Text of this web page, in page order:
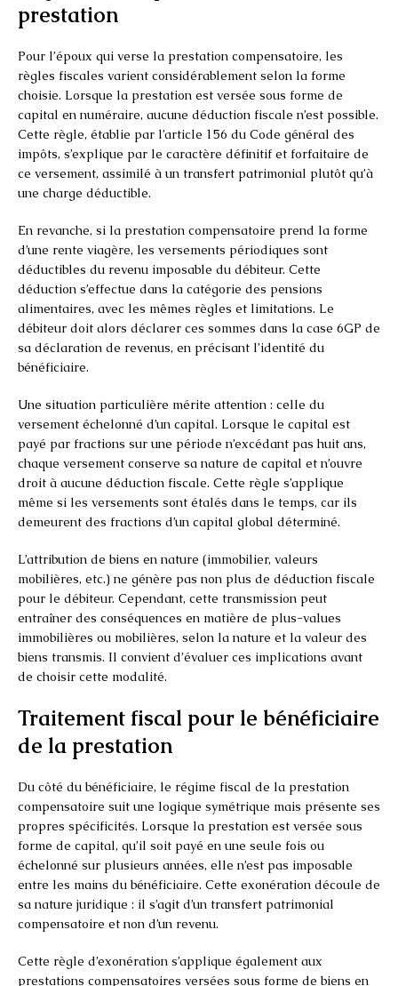
prestation
Pour l’époux qui verse la prestation compensatoire, les
règles fiscales varient considérablement selon la forme
choisie. Lorsque la prestation est versée sous forme de
capital en numéraire, aucune déduction fiscale n’est possible.
Cette règle, établie par l’article 156 du Code général des
impôts, s’explique par le caractère définitif et forfaitaire de
ce versement, assimilé à un transfert patrimonial plutôt qu’à
une charge déductible.
En revanche, si la prestation compensatoire prend la forme
d’une rente viagère, les versements périodiques sont
déductibles du revenu imposable du débiteur. Cette
déduction s’effectue dans la catégorie des pensions
alimentaires, avec les mêmes règles et limitations. Le
débiteur doit alors déclarer ces sommes dans la case 6GP de
sa déclaration de revenus, en précisant l’identité du
bénéficiaire.
Une situation particulière mérite attention : celle du
versement échelonné d’un capital. Lorsque le capital est
payé par fractions sur une période n’excédant pas huit ans,
chaque versement conserve sa nature de capital et n’ouvre
droit à aucune déduction fiscale. Cette règle s’applique
même si les versements sont étalés dans le temps, car ils
demeurent des fractions d’un capital global déterminé.
L’attribution de biens en nature (immobilier, valeurs
mobilières, etc.) ne génère pas non plus de déduction fiscale
pour le débiteur. Cependant, cette transmission peut
entraîner des conséquences en matière de plus-values
immobilières ou mobilières, selon la nature et la valeur des
biens transmis. Il convient d’évaluer ces implications avant
de choisir cette modalité.
Traitement fiscal pour le bénéficiaire
de la prestation
Du côté du bénéficiaire, le régime fiscal de la prestation
compensatoire suit une logique symétrique mais présente ses
propres spécificités. Lorsque la prestation est versée sous
forme de capital, qu’il soit payé en une seule fois ou
échelonné sur plusieurs années, elle n’est pas imposable
entre les mains du bénéficiaire. Cette exonération découle de
sa nature juridique : il s’agit d’un transfert patrimonial
compensatoire et non d’un revenu.
Cette règle d’exonération s’applique également aux
prestations compensatoires versées sous forme de biens en